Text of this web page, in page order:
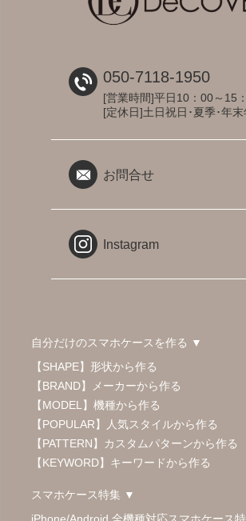
050-7118-1950
[営業時間]平日10：00～15
[定休日]土日祝日･夏季･年
お問合せ
Instagram
自分だけのスマホケースを作る ▼
【SHAPE】形状から作る
【BRAND】メーカーから作る
【MODEL】機種から作る
【POPULAR】人気スタイルから作る
【PATTERN】カスタムパターンから作る
【KEYWORD】キーワードから作る
スマホケース特集 ▼